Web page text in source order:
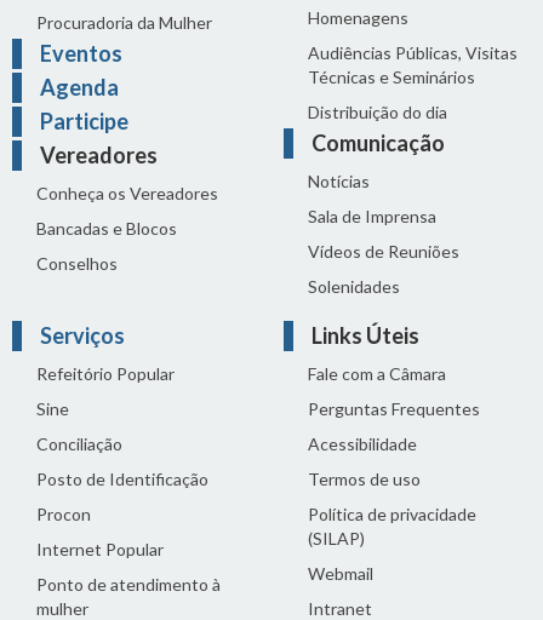
Procuradoria da Mulher
Eventos
Agenda
Participe
Vereadores
Conheça os Vereadores
Bancadas e Blocos
Conselhos
Homenagens
Audiências Públicas, Visitas
Técnicas e Seminários
Distribuição do dia
Comunicação
Notícias
Sala de Imprensa
Vídeos de Reuniões
Solenidades
Serviços
Refeitório Popular
Sine
Conciliação
Posto de Identificação
Procon
Internet Popular
Ponto de atendimento à
mulher
Links Úteis
Fale com a Câmara
Perguntas Frequentes
Acessibilidade
Termos de uso
Política de privacidade
(SILAP)
Webmail
Intranet